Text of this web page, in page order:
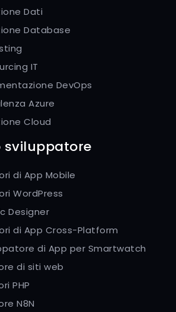
Dati
Database
IT
DevOps
Azure
Cloud
sviluppatore
di App Mobile
WordPress
Designer
di App Cross-Platform
di App per Smartwatch
di siti web
PHP
N8N